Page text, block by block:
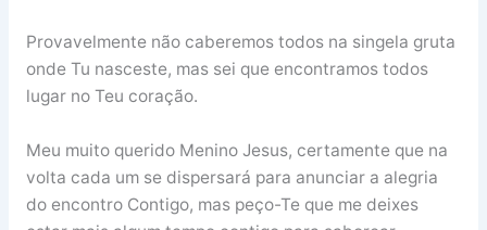
Provavelmente não caberemos todos na singela gruta
onde Tu nasceste, mas sei que encontramos todos
lugar no Teu coração.
Meu muito querido Menino Jesus, certamente que na
volta cada um se dispersará para anunciar a alegria
do encontro Contigo, mas peço-Te que me deixes